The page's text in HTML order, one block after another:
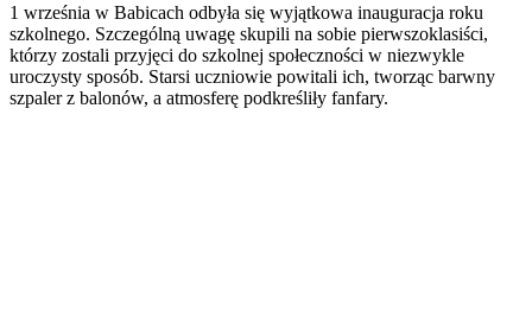
1 września w Babicach odbyła się wyjątkowa inauguracja roku
szkolnego. Szczególną uwagę skupili na sobie pierwszoklasiści,
którzy zostali przyjęci do szkolnej społeczności w niezwykle
uroczysty sposób. Starsi uczniowie powitali ich, tworząc barwny
szpaler z balonów, a atmosferę podkreśliły fanfary.